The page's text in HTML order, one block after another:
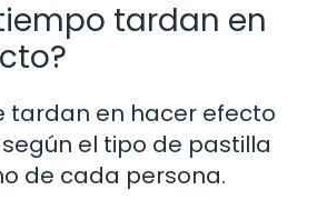
tardan en
tardan en hacer efecto
el tipo de pastilla
de cada persona.